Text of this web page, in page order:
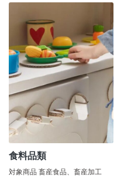
食料品類
対象商品 畜産食品、畜産加工